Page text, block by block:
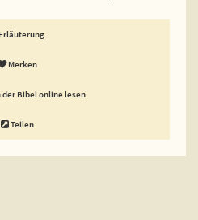
Erläuterung
Merken
der Bibel online lesen
Teilen